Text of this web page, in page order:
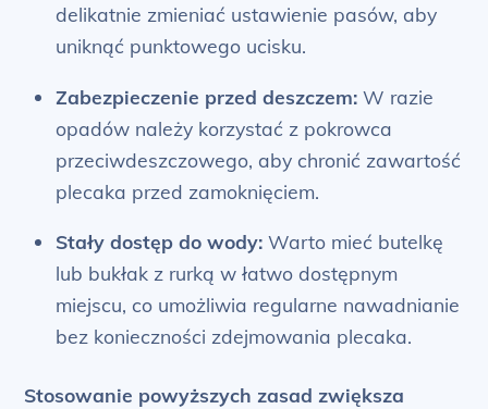
delikatnie zmieniać ustawienie pasów, aby
uniknąć punktowego ucisku.
Zabezpieczenie przed deszczem:W razie
opadów należy korzystać z pokrowca
przeciwdeszczowego, aby chronić zawartość
plecaka przed zamoknięciem.
Stały dostęp do wody:Warto mieć butelkę
lub bukłak z rurką w łatwo dostępnym
miejscu, co umożliwia regularne nawadnianie
bez konieczności zdejmowania plecaka.
Stosowanie powyższych zasad zwiększa